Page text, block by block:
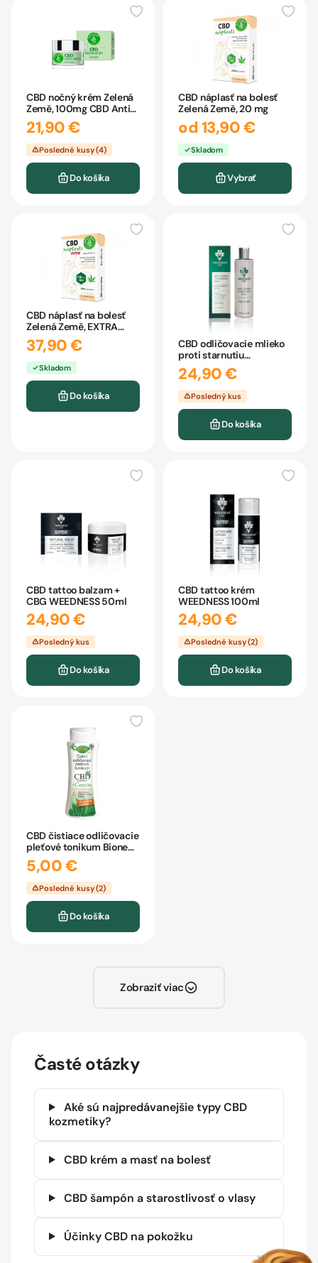
CBD nočný krém Zelená
Země, 100mg CBD Anti-
Aging
21,90 €
Posledné kusy (4)
Do košíka
CBD náplasť na bolesť
Zelená Země, 20 mg
od 13,90 €
Skladom
Vybrať
CBD náplasť na bolesť
Zelená Země, EXTRA
veľké 100 mg
37,90 €
Skladom
Do košíka
CBD odličovacie mlieko
proti starnutiu
WEEDNESS 200ml
24,90 €
Posledný kus
Do košíka
CBD tattoo balzam +
CBG WEEDNESS 50ml
24,90 €
Posledný kus
Do košíka
CBD tattoo krém
WEEDNESS 100ml
24,90 €
Posledné kusy (2)
Do košíka
CBD čistiace odličovacie
pleťové tonikum Bione
255ml
5,00 €
Posledné kusy (2)
Do košíka
Zobraziť viac
Časté otázky
Aké sú najpredávanejšie typy CBD
kozmetiky?
CBD krém a masť na bolesť
CBD šampón a starostlivosť o vlasy
Účinky CBD na pokožku